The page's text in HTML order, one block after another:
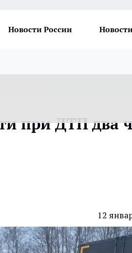
Новости России
при ДТП два
12